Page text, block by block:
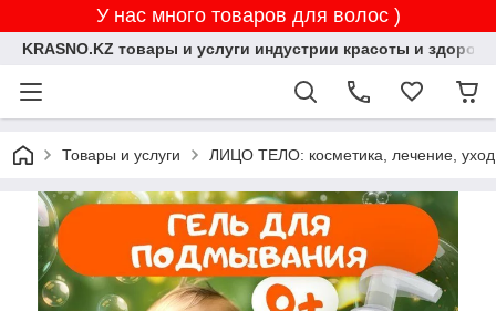
У нас много товаров для волос )
KRASNO.KZ товары и услуги индустрии красоты и
Товары и услуги ЛИЦО ТЕЛО: косметика, лечение, уход